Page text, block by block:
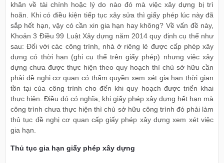
khăn về tài chính hoặc lý do nào đó mà việc xây dựng bị trì
hoãn. Khi có điều kiện tiếp tục xây sửa thì giấy phép lúc này đã
sắp hết hạn, vậy có cần xin gia hạn hay không? Về vấn đề này,
Khoản 3 Điều 99 Luật Xây dựng năm 2014 quy định cụ thể như
sau: Đối với các công trình, nhà ở riêng lẻ được cấp phép xây
dựng có thời hạn (ghi cụ thể trên giấy phép) nhưng việc xây
dựng chưa được thực hiện theo quy hoạch thì chủ sở hữu cần
phải đề nghị cơ quan có thẩm quyền xem xét gia hạn thời gian
tồn tại của công trình cho đến khi quy hoạch được triển khai
thực hiện. Điều đó có nghĩa, khi giấy phép xây dựng hết hạn mà
công trình chưa thực hiện thì chủ sở hữu công trình đó phải làm
thủ tục đề nghị cơ quan cấp giấy phép xây dựng xem xét việc
gia hạn.
Thủ tục gia hạn giấy phép xây dựng